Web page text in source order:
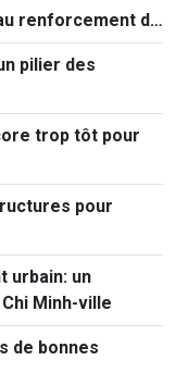
renforcement de
pilier des
trop tôt pour
pour
urbain: un
Minh-ville
de bonnes